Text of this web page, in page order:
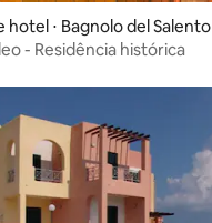
hotel ⋅ Bagnolo del Salento
- Residência histórica